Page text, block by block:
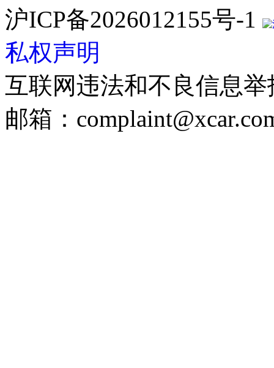
沪ICP备2026012155号-1
私权声明
互联网违法和不良信息举
邮箱：